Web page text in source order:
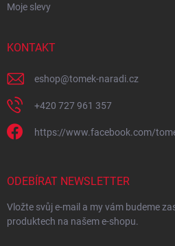
Moje slevy
KONTAKT
eshop@tomek-naradi.cz
+420 727 961 357
https://www.facebook.com/
ODEBÍRAT NEWSLETTER
Vložte svůj e-mail a my vám budeme
produktech na našem e-shopu.